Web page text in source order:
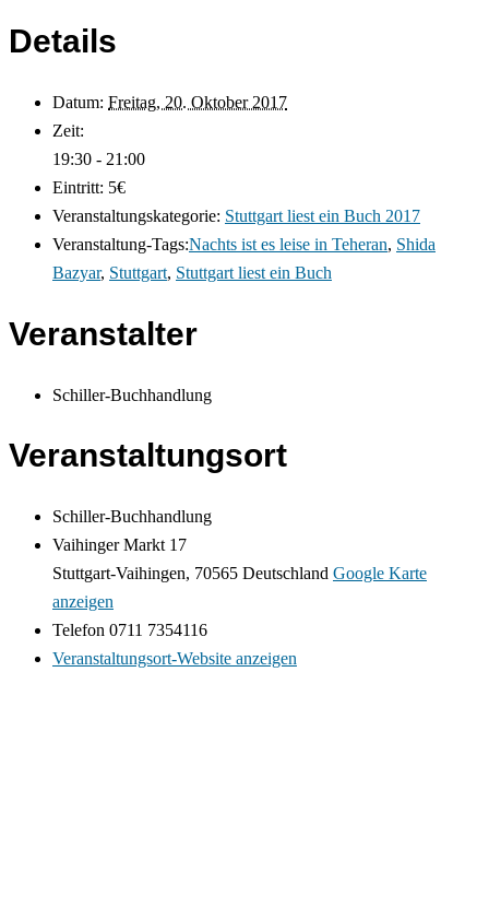
Details
Datum: Freitag, 20. Oktober 2017
Zeit:
19:30 - 21:00
Eintritt: 5€
Veranstaltungskategorie: Stuttgart liest ein Buch 2017
Veranstaltung-Tags:Nachts ist es leise in Teheran, Shida
Bazyar, Stuttgart, Stuttgart liest ein Buch
Veranstalter
Schiller-Buchhandlung
Veranstaltungsort
Schiller-Buchhandlung
Vaihinger Markt 17
Stuttgart-Vaihingen, 70565 Deutschland Google Karte
anzeigen
Telefon 0711 7354116
Veranstaltungsort-Website anzeigen